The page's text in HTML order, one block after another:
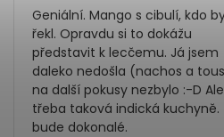
Geniální. Mango s cibulí, kdo
řekl. Opravdu si to dokážu
představit k lecčemu. Já jsem
daleko nedošla (nachos a
na další pokusy nezbylo :-D Ale
třeba taková indická kuchyně.
bude dokonalé.